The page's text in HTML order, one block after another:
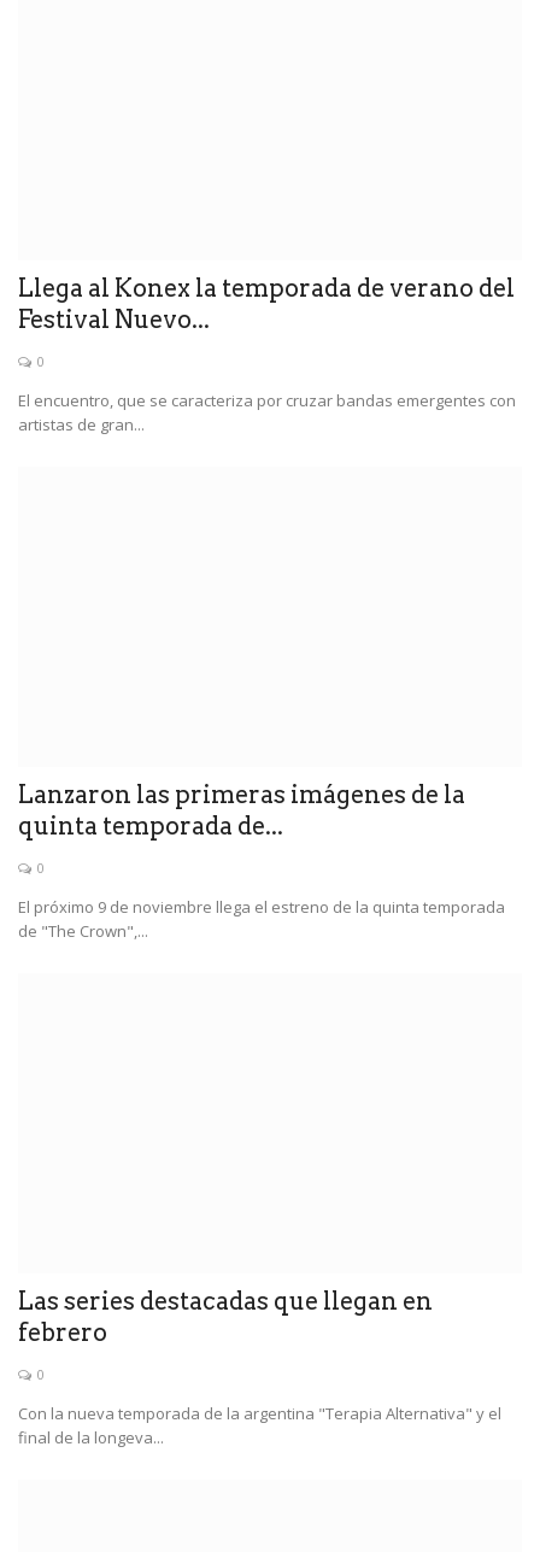
Llega al Konex la temporada de verano del
Festival Nuevo...
0
El encuentro, que se caracteriza por cruzar bandas emergentes con
artistas de gran...
Lanzaron las primeras imágenes de la
quinta temporada de...
0
El próximo 9 de noviembre llega el estreno de la quinta temporada
de "The Crown",...
Las series destacadas que llegan en
febrero
0
Con la nueva temporada de la argentina "Terapia Alternativa" y el
final de la longeva...